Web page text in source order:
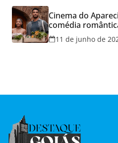
Cinema do
comédia
hoje e lança
Namorados
11 de junho de